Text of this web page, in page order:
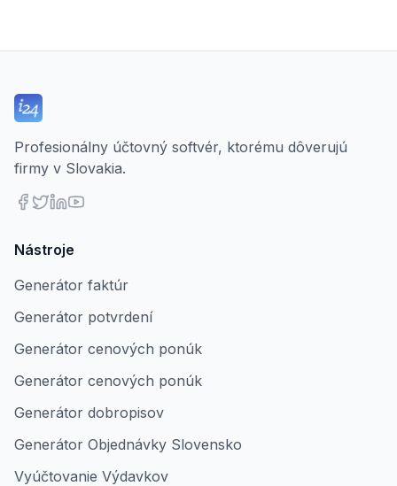
Profesionálny účtovný softvér, ktorému dôverujú
firmy v Slovakia.
Nástroje
Generátor faktúr
Generátor potvrdení
Generátor cenových ponúk
Generátor cenových ponúk
Generátor dobropisov
Generátor Objednávky Slovensko
Vyúčtovanie Výdavkov